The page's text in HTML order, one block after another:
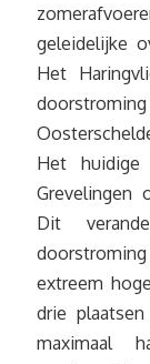
geleidelijke
Het
Het
Grevelingen
Dit
extreem
drie
maximaal